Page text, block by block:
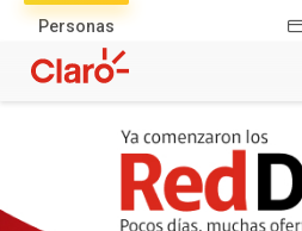
Personas
productos